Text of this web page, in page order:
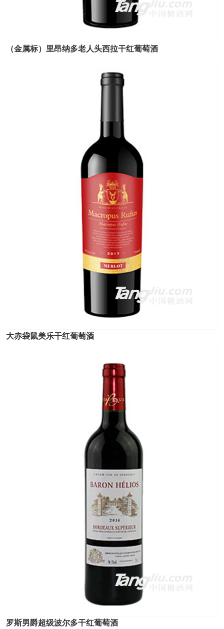
（金属标）里昂纳多老人头西拉干红葡萄酒
大赤袋鼠美乐干红葡萄酒
罗斯男爵超级波尔多干红葡萄酒